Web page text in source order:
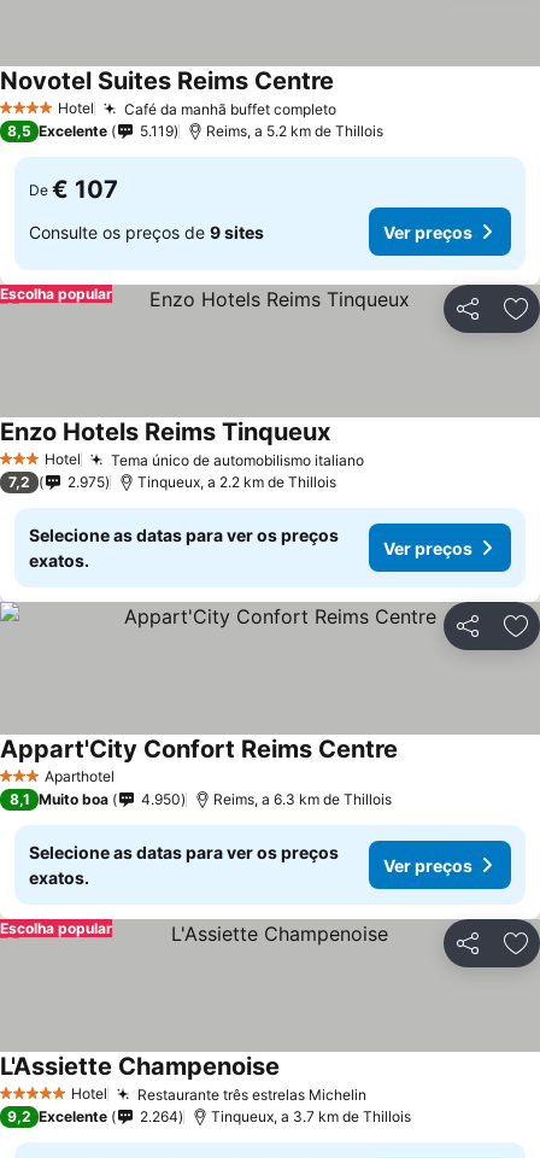
4 EstrelasHotel Café da manhã buffet completo
Novotel Suites Reims Centre
8,5 Excelente 5.119 Reims, a 5.2 km de Thillois
De € 107
Consulte os preços de 9 sites Ver preços
Partilhar
Escolha popular
3 EstrelasHotel Tema único de automobilismo italiano
Enzo Hotels Reims Tinqueux
7,2 2.975 Tinqueux, a 2.2 km de Thillois
Selecione as datas para ver os preços
exatos.
Ver preços
Partilhar
3 EstrelasAparthotel
Appart'City Confort Reims Centre
8,1 Muito boa 4.950 Reims, a 6.3 km de Thillois
Selecione as datas para ver os preços
exatos.
Ver preços
Partilhar
Escolha popular
5 Estrelas Hotel Restaurante três estrelas Michelin
L'Assiette Champenoise
9,2 Excelente 2.264 Tinqueux, a 3.7 km de Thillois